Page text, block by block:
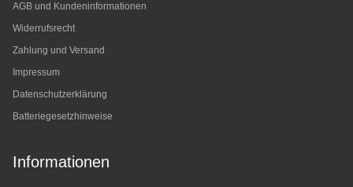
AGB und Kundeninformationen
Widerrufsrecht
Zahlung und Versand
Impressum
Datenschutzerklärung
Batteriegesetzhinweise
Informationen